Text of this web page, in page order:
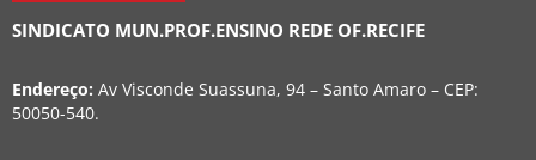
SINDICATO MUN.PROF.ENSINO REDE OF.RECIFE
Endereço: Av Visconde Suassuna, 94 – Santo Amaro – CEP:
50050-540.